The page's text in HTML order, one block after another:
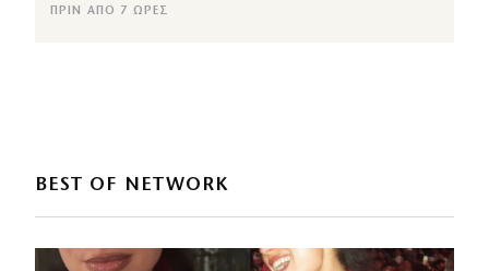
ΠΡΙΝ ΑΠΌ 7 ΏΡΕΣ
BEST OF NETWORK